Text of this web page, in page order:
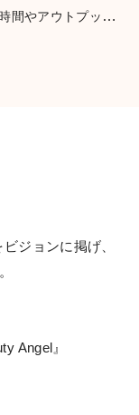
はございませんのでご安心ください。 例） ① 営業日単価2,000円 ② 月50,000円 など
ジョンに掲げ、
Angel』